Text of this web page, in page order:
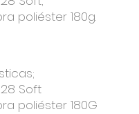
poliéster 180g.
Soft
poliéster 180G